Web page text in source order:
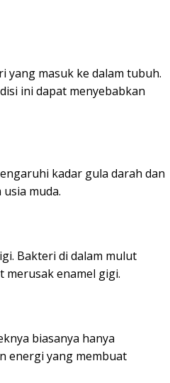
yang masuk ke dalam tubuh.
ini dapat menyebabkan
kadar gula darah dan
muda.
Bakteri di dalam mulut
merusak enamel gigi.
biasanya hanya
energi yang membuat